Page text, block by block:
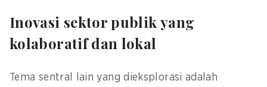
Inovasi sektor publik yang
kolaboratif dan lokal
Tema sentral lain yang dieksplorasi adalah